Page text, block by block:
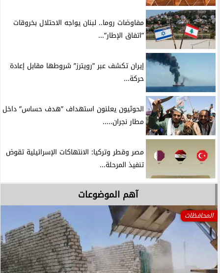
مفاوضات روما.. لبنان يواجه الاحتلال بخروقات
”اتفاق الإطار”...
إيران تكشف عبر ”رويترز” شروطها مقابل إعادة
حركة...
الحوثيون يعلنون استهداف ”هدف حساس” داخل
مطار نجران.....
مصر وقطر وتركيا: الانتهاكات الإسرائيلية تقوض
تنفيذ المرحلة...
آهم الموضوعات
المحافظات